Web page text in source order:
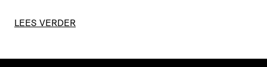
LEES VERDER